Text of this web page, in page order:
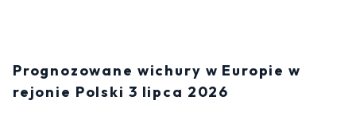
Prognozowane wichury w Europie w
rejonie Polski 3 lipca 2026